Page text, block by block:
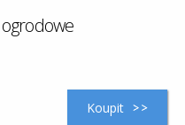
Koupit